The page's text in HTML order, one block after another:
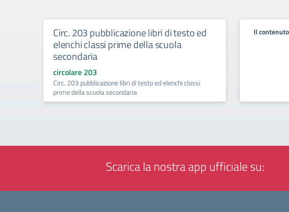
Circ. 203 pubblicazione libri di testo ed
elenchi classi prime della scuola
secondaria
circolare 203
Circ. 203 pubblicazione libri di testo ed elenchi classi
prime della scuola secondaria
Il
Scarica la nostra app ufficiale su: